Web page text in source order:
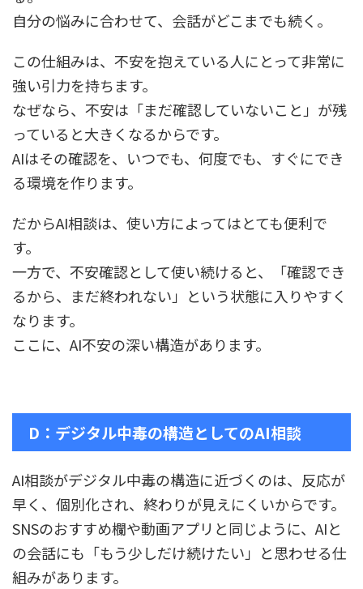
自分の悩みに合わせて、会話がどこまでも続く。
この仕組みは、不安を抱えている人にとって非常に
強い引力を持ちます。
なぜなら、不安は「まだ確認していないこと」が残
っていると大きくなるからです。
AIはその確認を、いつでも、何度でも、すぐにでき
る環境を作ります。
だからAI相談は、使い方によってはとても便利で
す。
一方で、不安確認として使い続けると、「確認でき
るから、まだ終われない」という状態に入りやすく
なります。
ここに、AI不安の深い構造があります。
D：デジタル中毒の構造としてのAI相談
AI相談がデジタル中毒の構造に近づくのは、反応が
早く、個別化され、終わりが見えにくいからです。
SNSのおすすめ欄や動画アプリと同じように、AIと
の会話にも「もう少しだけ続けたい」と思わせる仕
組みがあります。